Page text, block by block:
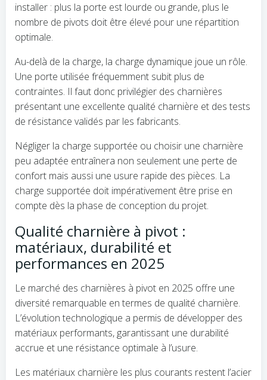
installer : plus la porte est lourde ou grande, plus le
nombre de pivots doit être élevé pour une répartition
optimale.
Au-delà de la charge, la charge dynamique joue un rôle.
Une porte utilisée fréquemment subit plus de
contraintes. Il faut donc privilégier des charnières
présentant une excellente qualité charnière et des tests
de résistance validés par les fabricants.
Négliger la charge supportée ou choisir une charnière
peu adaptée entraînera non seulement une perte de
confort mais aussi une usure rapide des pièces. La
charge supportée doit impérativement être prise en
compte dès la phase de conception du projet.
Qualité charnière à pivot :
matériaux, durabilité et
performances en 2025
Le marché des charnières à pivot en 2025 offre une
diversité remarquable en termes de qualité charnière.
L’évolution technologique a permis de développer des
matériaux performants, garantissant une durabilité
accrue et une résistance optimale à l’usure.
Les matériaux charnière les plus courants restent l’acier